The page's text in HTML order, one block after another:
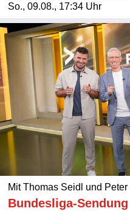
So., 09.08., 17:34 Uhr
Mit Thomas Seidl und Peter
Bundesliga-